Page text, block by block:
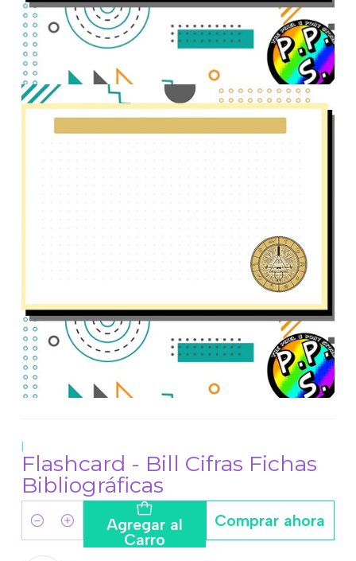
|
Flashcard - Bill Cifras Fichas
Bibliográficas
Cantidad Agregar al
Carro
Comprar ahora